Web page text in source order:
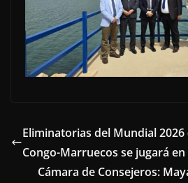
Eliminatorias del Mundial
Congo-Marruecos se jugará en
Cámara de Consejeros: